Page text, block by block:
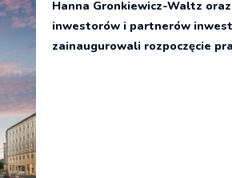
Katalog produktów dla architekta
Hanna Gronkiewicz-Waltz
inwestorów i partnerów
zainaugurowali rozpoczęcie